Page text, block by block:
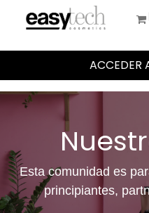
ACCEDER
Esta comunidad es
principiantes,